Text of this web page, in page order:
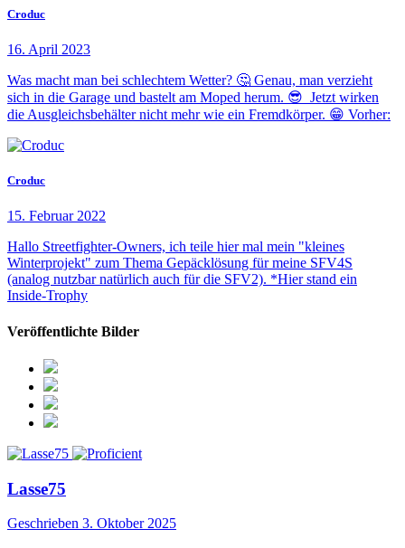
Croduc
16. April 2023
Was macht man bei schlechtem Wetter? 🤔 Genau, man verzieht
sich in die Garage und bastelt am Moped herum. 😎 Jetzt wirken
die Ausgleichsbehälter nicht mehr wie ein Fremdkörper. 😁 Vorher:
Croduc
15. Februar 2022
Hallo Streetfighter-Owners, ich teile hier mal mein "kleines
Winterprojekt" zum Thema Gepäcklösung für meine SFV4S
(analog nutzbar natürlich auch für die SFV2). *Hier stand ein
Inside-Trophy
Veröffentlichte Bilder
Lasse75
Geschrieben 3. Oktober 2025